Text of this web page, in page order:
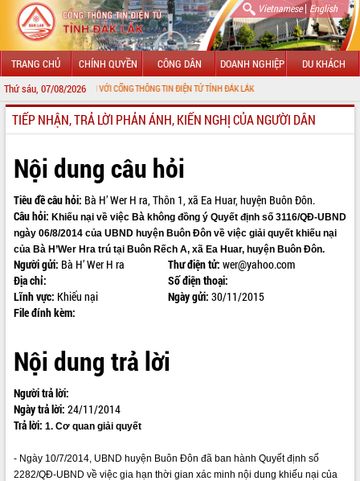
Vietnamese| English
TRANG CHỦ CHÍNH QUYỀN CÔNG DÂN DOANH NGHIỆP DU KHÁCH
Thứ sáu, 07/08/2026
CHÀO MỪNG ĐẾN VỚI CỔNG THÔNG TIN ĐIỆN TỬ TỈNH ĐẮK LẮK
GIỚI THIỆU
TIN TỨC SỰ KIỆN
SỞ, BAN, NGÀNH
UBND CÁC XÃ, PHƯỜNG
THÔNG TIN CHỈ ĐẠO ĐIỀU HÀNH
HỆ THỐNG VĂN BẢN
VĂN BẢN HĐND TỈNH
QUY HOẠCH - KẾ HOẠCH
TIẾP NHẬN, TRẢ LỜI PHẢN ÁNH, KIẾN NGHỊ CỦA NGƯỜI DÂN
Nội dung câu hỏi
Tiêu đề câu hỏi: Bà H’ Wer H ra, Thôn 1, xã Ea Huar, huyện Buôn Đôn.
Câu hỏi: Khiếu nại về việc Bà không đồng ý Quyết định số 3116/QĐ-UBND
ngày 06/8/2014 của UBND huyện Buôn Đôn về việc giải quyết khiếu nại
của Bà H’Wer Hra trú tại Buôn Rếch A, xã Ea Huar, huyện Buôn Đôn.
Người gửi: Bà H’ Wer H ra Thư điện tử: wer@yahoo.com
Địa chỉ:
Số điện thoại:
Lĩnh vực: Khiếu nại Ngày gửi: 30/11/2015
File đính kèm:
Nội dung trả lời
Người trả lời:
Ngày trả lời: 24/11/2014
Trả lời: 1. Cơ quan giải quyết
- Ngày 10/7/2014, UBND huyện Buôn Đôn đã ban hành Quyết định số
2282/QĐ-UBND về việc gia hạn thời gian xác minh nội dung khiếu nại của